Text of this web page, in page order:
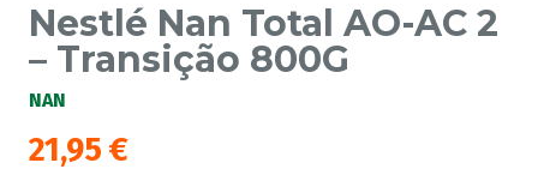
Nestlé Nan Total AO-AC 2
– Transição 800G
NAN
21,95 €